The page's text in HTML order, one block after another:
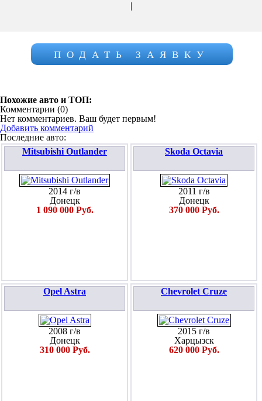
|
ПОДАТЬ ЗАЯВКУ
Похожие авто и ТОП:
Комментарии (0)
Нет комментариев. Ваш будет первым!
Добавить комментарий
Последние авто:
Mitsubishi Outlander
2014 г/в
Донецк
1 090 000 Руб.
Skoda Octavia
2011 г/в
Донецк
370 000 Руб.
Opel Astra
2008 г/в
Донецк
310 000 Руб.
Chevrolet Cruze
2015 г/в
Харцызск
620 000 Руб.